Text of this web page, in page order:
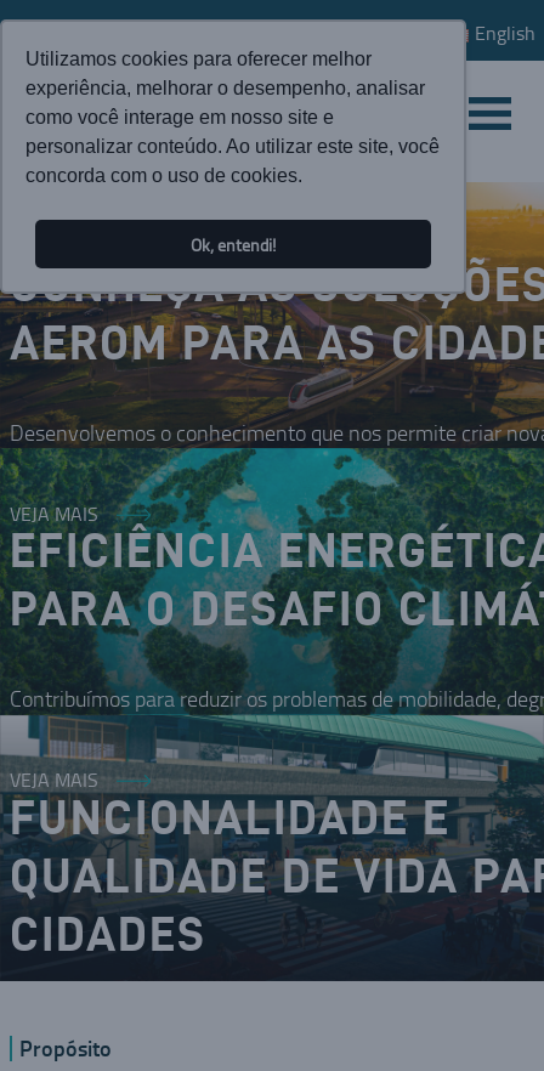
Utilizamos cookies para oferecer melhor
experiência, melhorar o desempenho, analisar
como você interage em nosso site e
personalizar conteúdo. Ao utilizar este site, você
concorda com o uso de cookies.
Ok, entendi!
English
CONHEÇA AS
AEROM PARA AS
Desenvolvemos o conhecimento que nos permite criar
VEJA MAIS
EFICIÊNCIA
PARA O DESAFIO
Contribuímos para reduzir os problemas de mobilidade,
VEJA MAIS
FUNCIONALIDADE E
QUALIDADE DE VIDA
CIDADES
Propósito